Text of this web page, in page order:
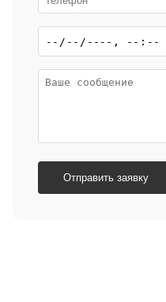
Отправить заявку